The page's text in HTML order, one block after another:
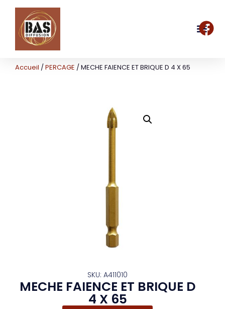
Accueil /PERCAGE / MECHE FAIENCE ET BRIQUE D 4 X 65
SKU: A411010
MECHE FAIENCE ET BRIQUE D
4 X 65